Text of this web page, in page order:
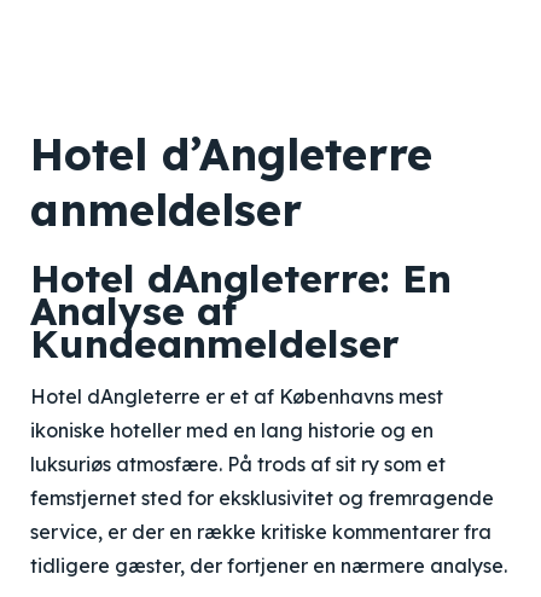
Hotel d’Angleterre
anmeldelser
Hotel dAngleterre: En
Analyse af
Kundeanmeldelser
Hotel dAngleterre er et af Københavns mest
ikoniske hoteller med en lang historie og en
luksuriøs atmosfære. På trods af sit ry som et
femstjernet sted for eksklusivitet og fremragende
service, er der en række kritiske kommentarer fra
tidligere gæster, der fortjener en nærmere analyse.